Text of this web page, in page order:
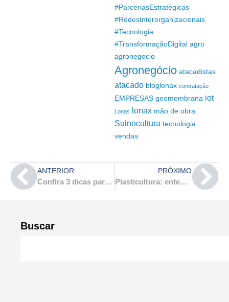
Buscar
#ParceriasEstratégicas
#RedesInterorganizacionais
#Tecnologia
#TransformaçãoDigital agro
agronegocio
Agronegócio atacadistas
atacado bloglonax contratação
EMPRESAS geomembrana iot
Lonas lonax mão de obra
Suinocultura tecnologia
vendas
ANTERIOR
Confira 3 dicas para escolher a tinta para parte interna
PRÓXIMO
Plasticultura: entenda o que é e confira os benefícios